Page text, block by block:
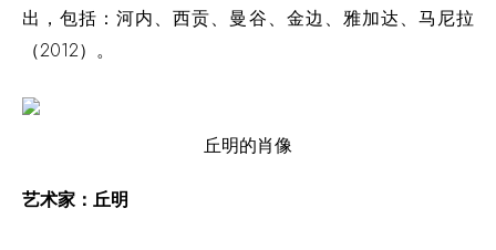
出，包括：河内、西贡、曼谷、金边、雅加达、马尼拉
（2012）。
丘明的肖像
艺术家：丘明